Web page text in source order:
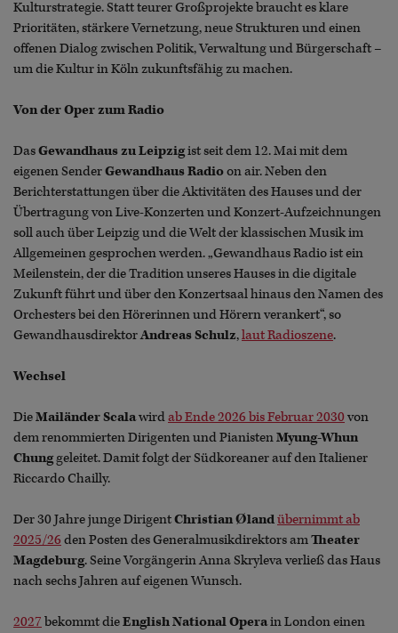
Kulturstrategie. Statt teurer Großprojekte braucht es klare
Prioritäten, stärkere Vernetzung, neue Strukturen und einen
offenen Dialog zwischen Politik, Verwaltung und Bürgerschaft –
um die Kultur in Köln zukunftsfähig zu machen.
Von der Oper zum Radio
DasGewandhaus zu Leipzigist seit dem 12. Mai mit dem
eigenen SenderGewandhaus Radioon air. Neben den
Berichterstattungen über die Aktivitäten des Hauses und der
Übertragung von Live-Konzerten und Konzert-Aufzeichnungen
soll auch über Leipzig und die Welt der klassischen Musik im
Allgemeinen gesprochen werden. „Gewandhaus Radio ist ein
Meilenstein, der die Tradition unseres Hauses in die digitale
Zukunft führt und über den Konzertsaal hinaus den Namen des
Orchesters bei den Hörerinnen und Hörern verankert“, so
GewandhausdirektorAndreas Schulz,laut Radioszene.
Wechsel
DieMailänder Scalawirdab Ende 2026 bis Februar 2030 von
dem renommierten Dirigenten und PianistenMyung-Whun
Chunggeleitet. Damit folgt der Südkoreaner auf den Italiener
Riccardo Chailly.
Der 30 Jahre junge DirigentChristian Ølandübernimmt ab
2025/26 den Posten des Generalmusikdirektors amTheater
Magdeburg. Seine Vorgängerin Anna Skryleva verließ das Haus
nach sechs Jahren auf eigenen Wunsch.
2027 bekommt dieEnglish National Operain London einen